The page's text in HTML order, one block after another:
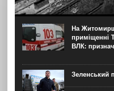
За словами представника
погодилася не завдавати
нафтових танкерах та
моря, що мають критичне
казахстанської нафти, після...
На
приміщенні
ВЛК:
Зеленський